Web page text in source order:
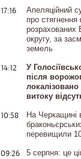
17:16
Апеляційний
про стягнення
розрахованих
округу, за
земель
14:12
У
після
витоку
10:58
На Черкащині
перевищили
09:26 5 серпня: це